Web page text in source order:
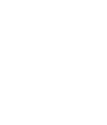
Styl
ALTL